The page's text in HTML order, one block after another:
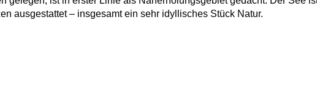
ausgestattet – insgesamt ein sehr idyllisches Stück Natur.